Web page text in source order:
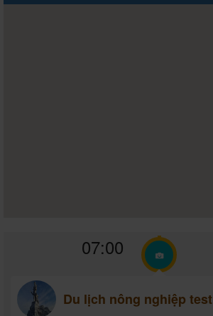
07:00
Du lịch nông nghiệp test